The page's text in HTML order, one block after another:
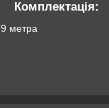
Комплектація:
метра